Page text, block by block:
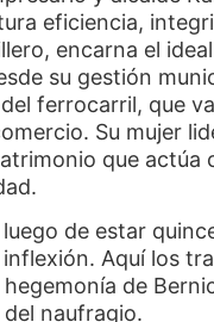
eficiencia,
encarna el
su gestión
ferrocarril, que
Su mujer
que actúa
de estar
Aquí los
de
naufragio.